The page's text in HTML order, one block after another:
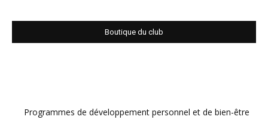
Boutique du club
Programmes de développement personnel et de bien-être